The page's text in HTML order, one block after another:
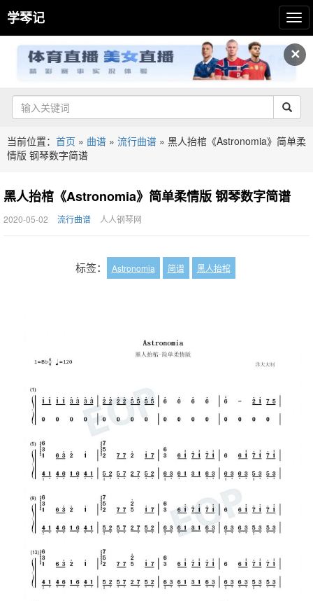
✕
学琴记
当前位置： 首页 » 曲谱 » 流行曲谱 » 黑人抬棺《Astronomia》简单柔
情版 钢琴数字简谱
黑人抬棺《Astronomia》简单柔情版 钢琴数字简谱
2020-05-02 流行曲谱 人人钢琴网
标签： Astronomia 简谱 黑人抬棺